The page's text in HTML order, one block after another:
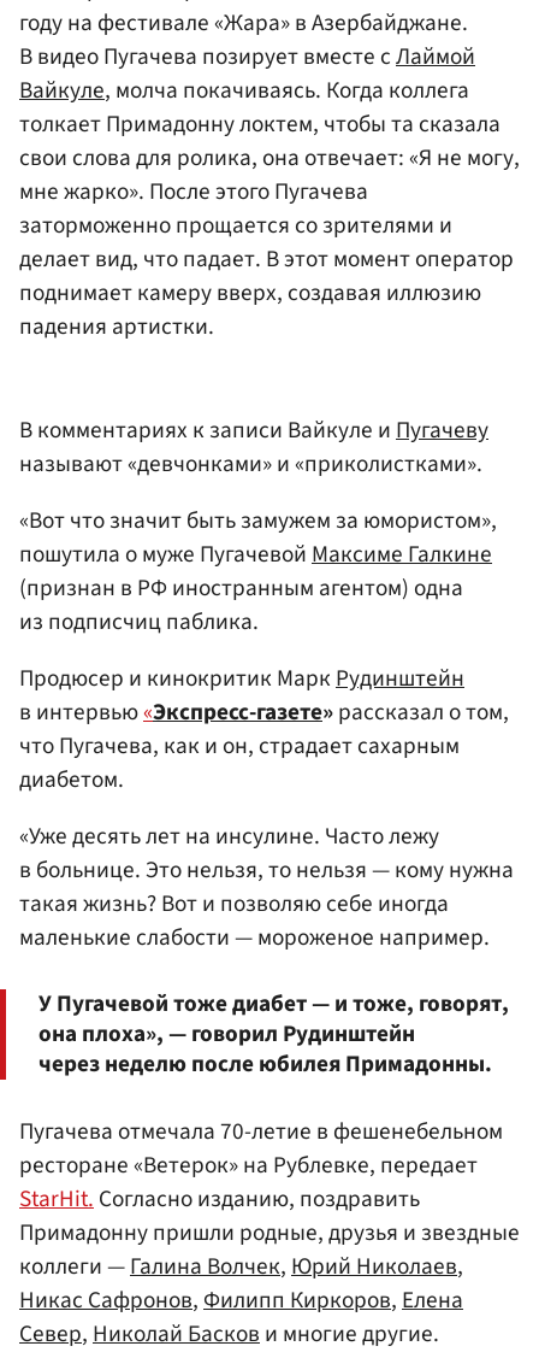
году на фестивале «Жара» в Азербайджане.
В видео Пугачева позирует вместе сЛаймой
Вайкуле, молча покачиваясь. Когда коллега
толкает Примадонну локтем, чтобы та сказала
свои слова для ролика, она отвечает: «Я не могу,
мне жарко». После этого Пугачева
заторможенно прощается со зрителями и
делает вид, что падает. В этот момент оператор
поднимает камеру вверх, создавая иллюзию
падения артистки.
В комментариях к записи Вайкуле иПугачеву
называют «девчонками» и «приколистками».
«Вот что значит быть замужем за юмористом»,
пошутила о муже ПугачевойМаксиме Галкине
(признан в РФ иностранным агентом) одна
из подписчиц паблика.
Продюсер и кинокритик МаркРудинштейн
в интервью«Экспресс-газете»рассказал о том,
что Пугачева, как и он, страдает сахарным
диабетом.
«Уже десять лет на инсулине. Часто лежу
в больнице. Это нельзя, то нельзя — кому нужна
такая жизнь? Вот и позволяю себе иногда
маленькие слабости — мороженое например.
У Пугачевой тоже диабет — и тоже, говорят,
она плоха», — говорил Рудинштейн
через неделю после юбилея Примадонны.
Пугачева отмечала 70-летие в фешенебельном
ресторане «Ветерок» на Рублевке, передает
StarHit.Согласно изданию, поздравить
Примадонну пришли родные, друзья и звездные
коллеги —Галина Волчек,Юрий Николаев,
Никас Сафронов,Филипп Киркоров,Елена
Север,Николай Баскови многие другие.